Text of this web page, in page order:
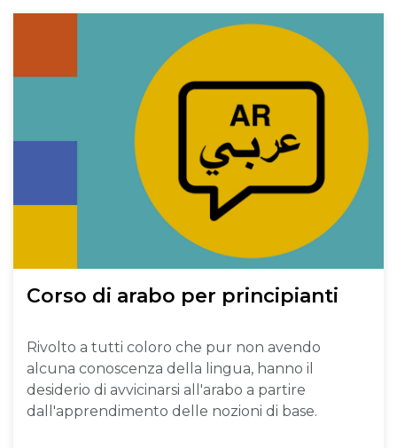
Corso di arabo per principianti
Rivolto a tutti coloro che pur non avendo
alcuna conoscenza della lingua, hanno il
desiderio di avvicinarsi all'arabo a partire
dall'apprendimento delle nozioni di base.